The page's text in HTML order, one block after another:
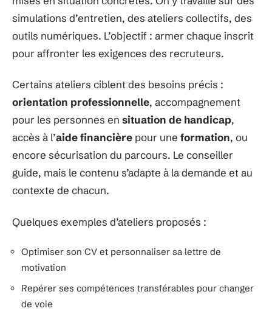
simulations d’entretien, des ateliers collectifs, des
outils numériques. L’objectif : armer chaque inscrit
pour affronter les exigences des recruteurs.
Certains ateliers ciblent des besoins précis :
orientation professionnelle, accompagnement
pour les personnes en situation de handicap,
accès à l’aide financière pour une formation, ou
encore sécurisation du parcours. Le conseiller
guide, mais le contenu s’adapte à la demande et au
contexte de chacun.
Quelques exemples d’ateliers proposés :
Optimiser son CV et personnaliser sa lettre de
motivation
Repérer ses compétences transférables pour changer
de voie